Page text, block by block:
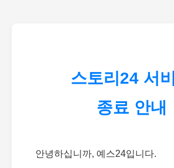
스토리24 서
종료 안내
안녕하십니까, 예스24입니다.